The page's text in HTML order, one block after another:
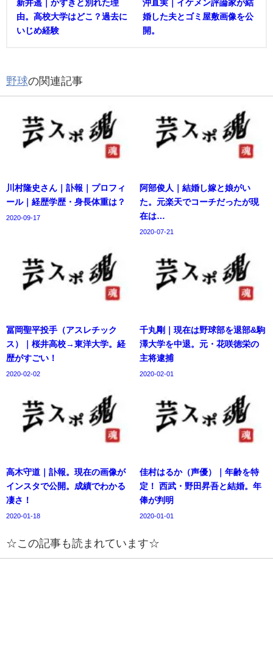
新井遥｜かずきと別れた理
由。高校大学はどこ？過去に
いじめ経験
沖直実｜イケメン評論家が結
婚した夫とゴミ屋敷画像を公
開。
野球の関連記事
川村隆史さん｜訃報｜プロフィ
ール｜経歴学歴・身長体重は？
2020-09-17
阿部俊人｜結婚し嫁と娘がい
た。元楽天でコーチだったが現
在は…
2020-07-21
冨岡聖平投手（アスレチック
ス）｜桜井高校→東洋大学。経
歴がすごい！
2020-02-02
千丸剛｜現在は野球部を退部&駒
澤大学を中退。元・花咲徳栄の
主将逮捕
2020-02-01
高木守道｜訃報。現在の画像が
インスタで公開。成績でわかる
凄さ！
2020-01-18
佳村はるか（声優）｜年齢を特
定！ 西武・野田昇吾と結婚。年
俸が判明
2020-01-01
☆この記事も読まれています☆